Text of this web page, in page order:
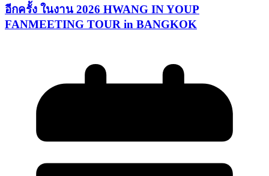
อีกครั้ง ในงาน 2026 HWANG IN YOUP
FANMEETING TOUR in BANGKOK